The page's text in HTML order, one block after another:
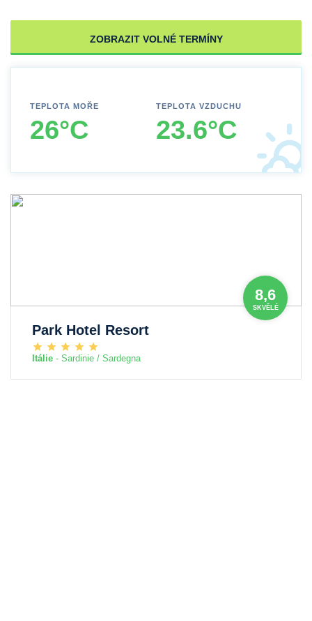
ZOBRAZIT VOLNÉ TERMÍNY
TEPLOTA MOŘE
26°C
TEPLOTA VZDUCHU
23.6°C
8,6
SKVĚLÉ
Park Hotel Resort
Itálie - Sardinie / Sardegna